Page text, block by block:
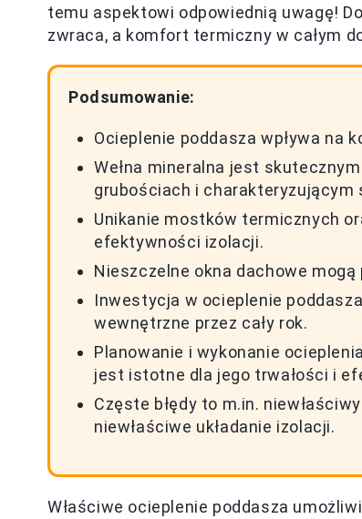
temu aspektowi odpowiednią uwagę!
zwraca, a komfort termiczny w całym
Podsumowanie:
Ocieplenie poddasza wpływa na
Wełna mineralna jest
grubościach i charakteryzującym
Unikanie mostków termicznych
efektywności izolacji.
Nieszczelne okna dachowe
Inwestycja w ocieplenie
wewnętrzne przez cały rok.
Planowanie i wykonanie
jest istotne dla jego trwałości i
Częste błędy to m.in.
niewłaściwe układanie izolacji.
Właściwe ocieplenie poddasza